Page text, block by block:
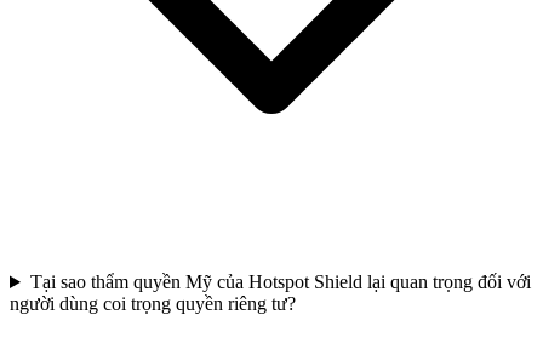
Tại sao thẩm quyền Mỹ của Hotspot Shield lại quan trọng đối với
người dùng coi trọng quyền riêng tư?